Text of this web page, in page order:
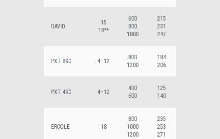
DAVID
15
18**
600
800
1000
215
231
247
PXT 890 4–12
800
1200
184
206
PXT 490 4–12
400
600
125
140
ERCOLE 18
800
1000
1200
235
253
271